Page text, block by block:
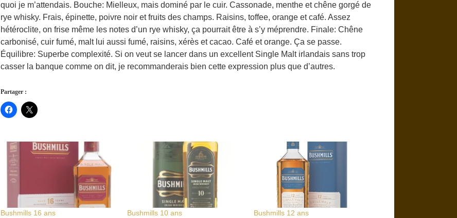
quoi je m’attendais. Bouche: Mielleux, mais dominé par le cuir. Cassonade, menthe et chêne gorgé de
rye whisky. Frais, épinette, poivre noir et fruits des champs. Raisins, toffee, orange et café. Assez
hétéroclite, on frise même les notes d’un rye whisky, ça pourrait être à s’y méprendre. Finale: Chêne
carbonisé, cuir fumé, malt lui aussi fumé, raisins, xérès et cacao. Café et orange. Ça se passe.
Équilibre: Superbe complexité. Si on veut se lancer dans un excellent Single Malt irlandais sans trop
casser la banque comme on dit, je recommanderais bien cette expression plus que d’autres.
Partager :
Bushmills 16 ans
Bushmills 10 ans
Bushmills 12 ans